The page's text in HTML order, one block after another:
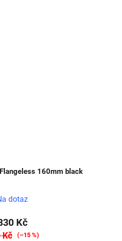
160mm black
dotaz
Kč
Kč (–15 %)